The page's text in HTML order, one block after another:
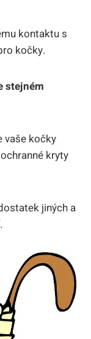
kontaktu s
kočky.
stejném
vaše kočky
kryty
jiných a